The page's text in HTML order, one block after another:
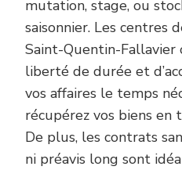
mutation, stage, ou
saisonnier. Les centres
Saint-Quentin-
liberté de durée et
vos affaires le temps
récupérez vos biens
De plus, les contrats
ni préavis long sont